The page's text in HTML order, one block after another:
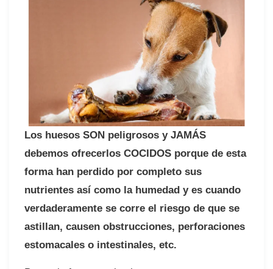
Los huesos SON peligrosos y JAMÁS
debemos ofrecerlos COCIDOS porque de esta
forma han perdido por completo sus
nutrientes así como la humedad y es cuando
verdaderamente se corre el riesgo de que se
astillan, causen obstrucciones, perforaciones
estomacales o intestinales, etc.